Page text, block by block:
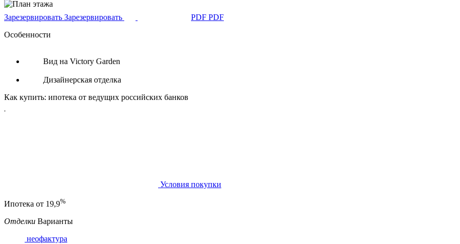
Зарезервировать Зарезервировать PDF PDF
Особенности
Вид на Victory Garden
Дизайнерская отделка
Как купить: ипотека от ведущих российских банков
Условия покупки
Ипотека от 19,9%
Отделки Варианты
неофактура